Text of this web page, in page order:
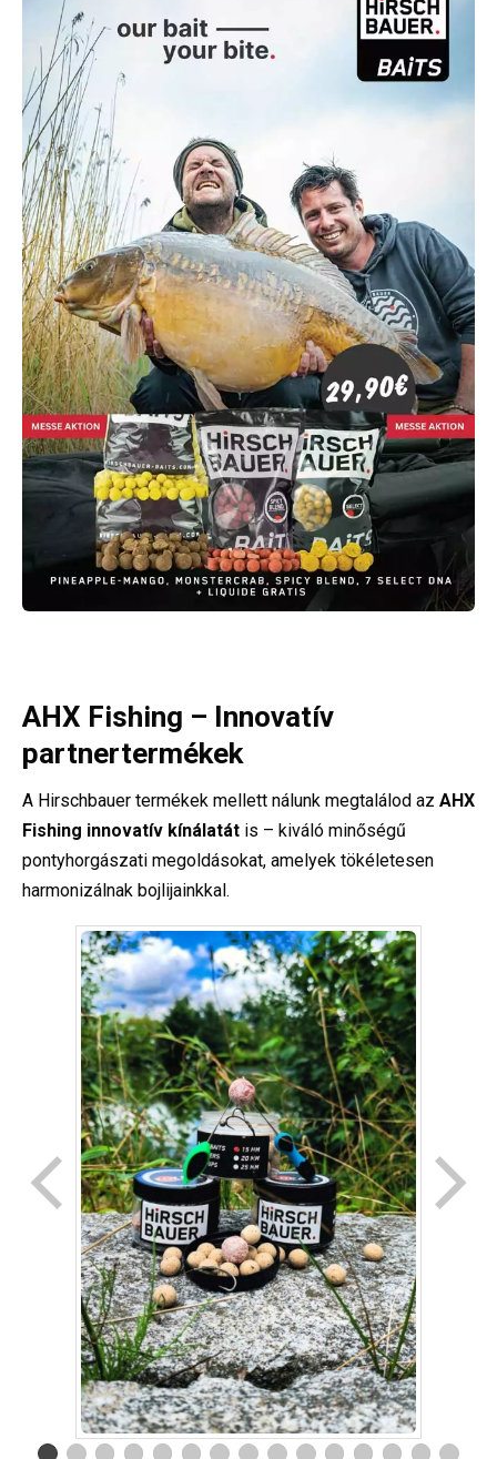
AHX Fishing – Innovatív
partnertermékek
A Hirschbauer termékek mellett nálunk megtalálod az AHX
Fishing innovatív kínálatát is – kiváló minőségű
pontyhorgászati megoldásokat, amelyek tökéletesen
harmonizálnak bojlijainkkal.